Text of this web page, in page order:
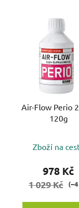
Air-Flow Perio
120g
Zboží na
978 Kč
1 029 Kč